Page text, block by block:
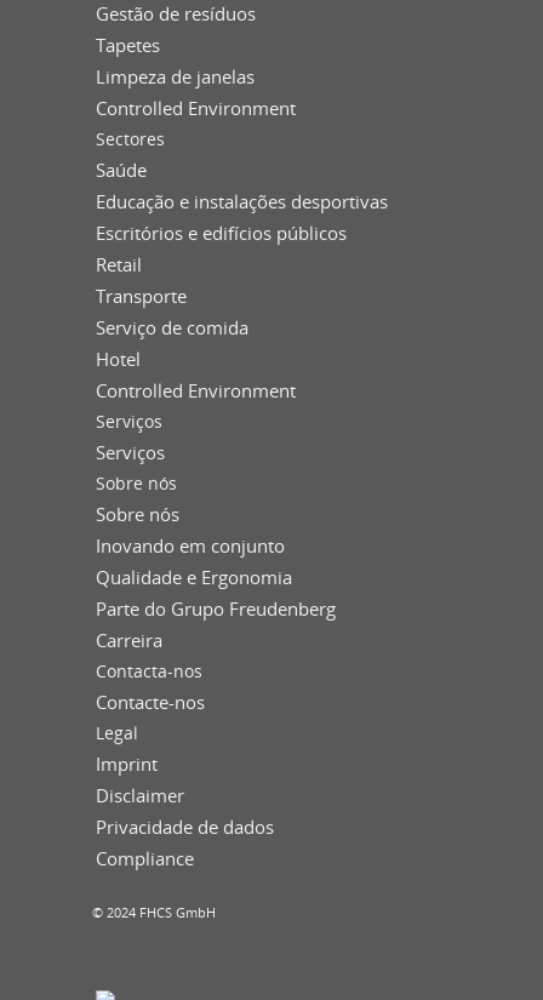
Gestão de resíduos
Tapetes
Limpeza de janelas
Controlled Environment
Sectores
Saúde
Educação e instalações desportivas
Escritórios e edifícios públicos
Retail
Transporte
Serviço de comida
Hotel
Controlled Environment
Serviços
Serviços
Sobre nós
Sobre nós
Inovando em conjunto
Qualidade e Ergonomia
Parte do Grupo Freudenberg
Carreira
Contacta-nos
Contacte-nos
Legal
Imprint
Disclaimer
Privacidade de dados
Compliance
© 2024 FHCS GmbH